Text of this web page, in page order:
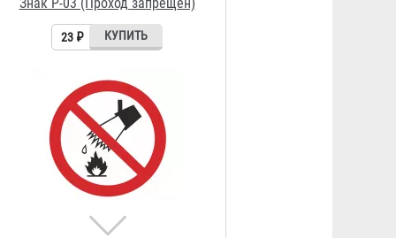
23 ₽
Знак P-05 (Запрещается